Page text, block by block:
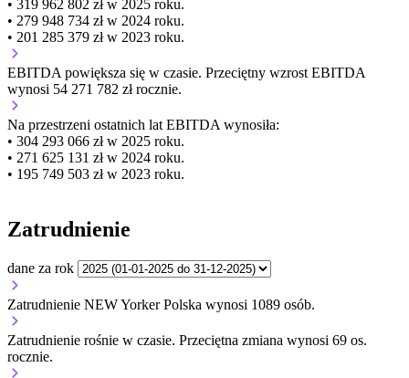
• 319 962 802 zł w 2025 roku.
• 279 948 734 zł w 2024 roku.
• 201 285 379 zł w 2023 roku.
EBITDA powiększa się w czasie. Przeciętny wzrost EBITDA
wynosi 54 271 782 zł rocznie.
Na przestrzeni ostatnich lat EBITDA wynosiła:
• 304 293 066 zł w 2025 roku.
• 271 625 131 zł w 2024 roku.
• 195 749 503 zł w 2023 roku.
Zatrudnienie
dane za rok
Zatrudnienie NEW Yorker Polska wynosi 1089 osób.
Zatrudnienie rośnie w czasie. Przeciętna zmiana wynosi 69 os.
rocznie.